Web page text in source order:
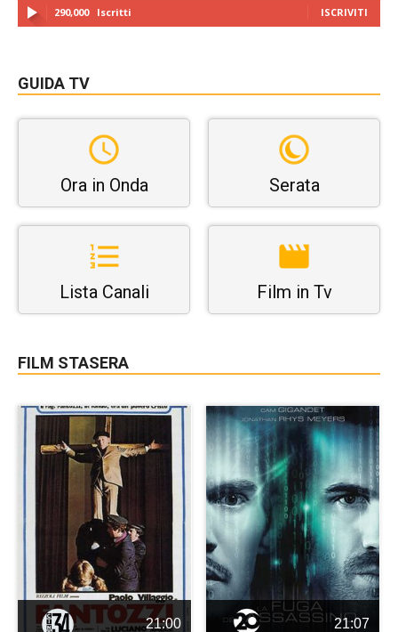
290,000 Iscritti ISCRIVITI
GUIDA TV
Ora in Onda Serata
Lista Canali Film in Tv
FILM STASERA
21:00 21:07